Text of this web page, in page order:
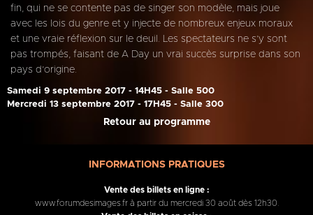
fin, qui ne se contente pas de singer son modèle, mais joue
avec les lois du genre et y injecte de nombreux enjeux moraux
et une vraie réflexion sur le deuil. Les spectateurs ne s’y sont
pas trompés, faisant de A Day un vrai succès surprise dans son
pays d’origine.
Samedi 9 septembre 2017 - 14H45 - Salle 500
Mercredi 13 septembre 2017 - 17H45 - Salle 300
Retour au programme
INFORMATIONS PRATIQUES
Vente des billets en ligne :
www.forumdesimages.fr à partir du mercredi 30 août dès 12h30.